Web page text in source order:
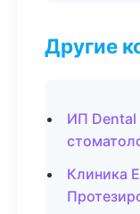
Другие
ИП Dental
Клиника